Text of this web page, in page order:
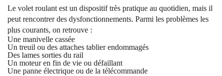
Le volet roulant est un dispositif très pratique au quotidien, mais il
peut rencontrer des dysfonctionnements. Parmi les problèmes les
plus courants, on retrouve :
Une manivelle cassée
Un treuil ou des attaches tablier endommagés
Des lames sorties du rail
Un moteur en fin de vie ou défaillant
Une panne électrique ou de la télécommande